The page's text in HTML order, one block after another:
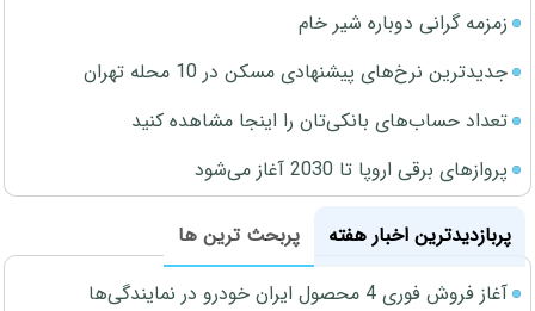
زمزمه گرانی دوباره شیر خام
جدیدترین نرخ‌های پیشنهادی مسکن در 10 محله تهران
تعداد حساب‌های بانکی‌تان را اینجا مشاهده کنید
پروازهای برقی اروپا تا 2030 آغاز می‌شود
پربازدیدترین اخبار هفته
پربحث ترین ها
آغاز فروش فوری 4 محصول ایران خودرو در نمایندگی‌ها